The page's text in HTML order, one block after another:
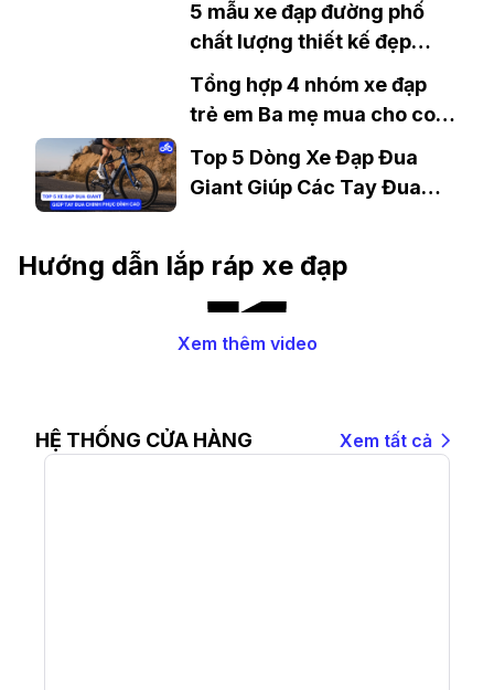
5 mẫu xe đạp đường phố
chất lượng thiết kế đẹp
dành cho lương 12 - 15 triệu
Tổng hợp 4 nhóm xe đạp
trẻ em Ba mẹ mua cho con
cần phải biết
Top 5 Dòng Xe Đạp Đua
Giant Giúp Các Tay Đua
Hướng dẫn lắp ráp xe đạp
Xem thêm video
HỆ THỐNG CỬA HÀNG Xem tất cả